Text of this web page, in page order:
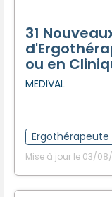
31
ou en
MEDIVAL
Ergothérapeute
Mise à jour le 03/